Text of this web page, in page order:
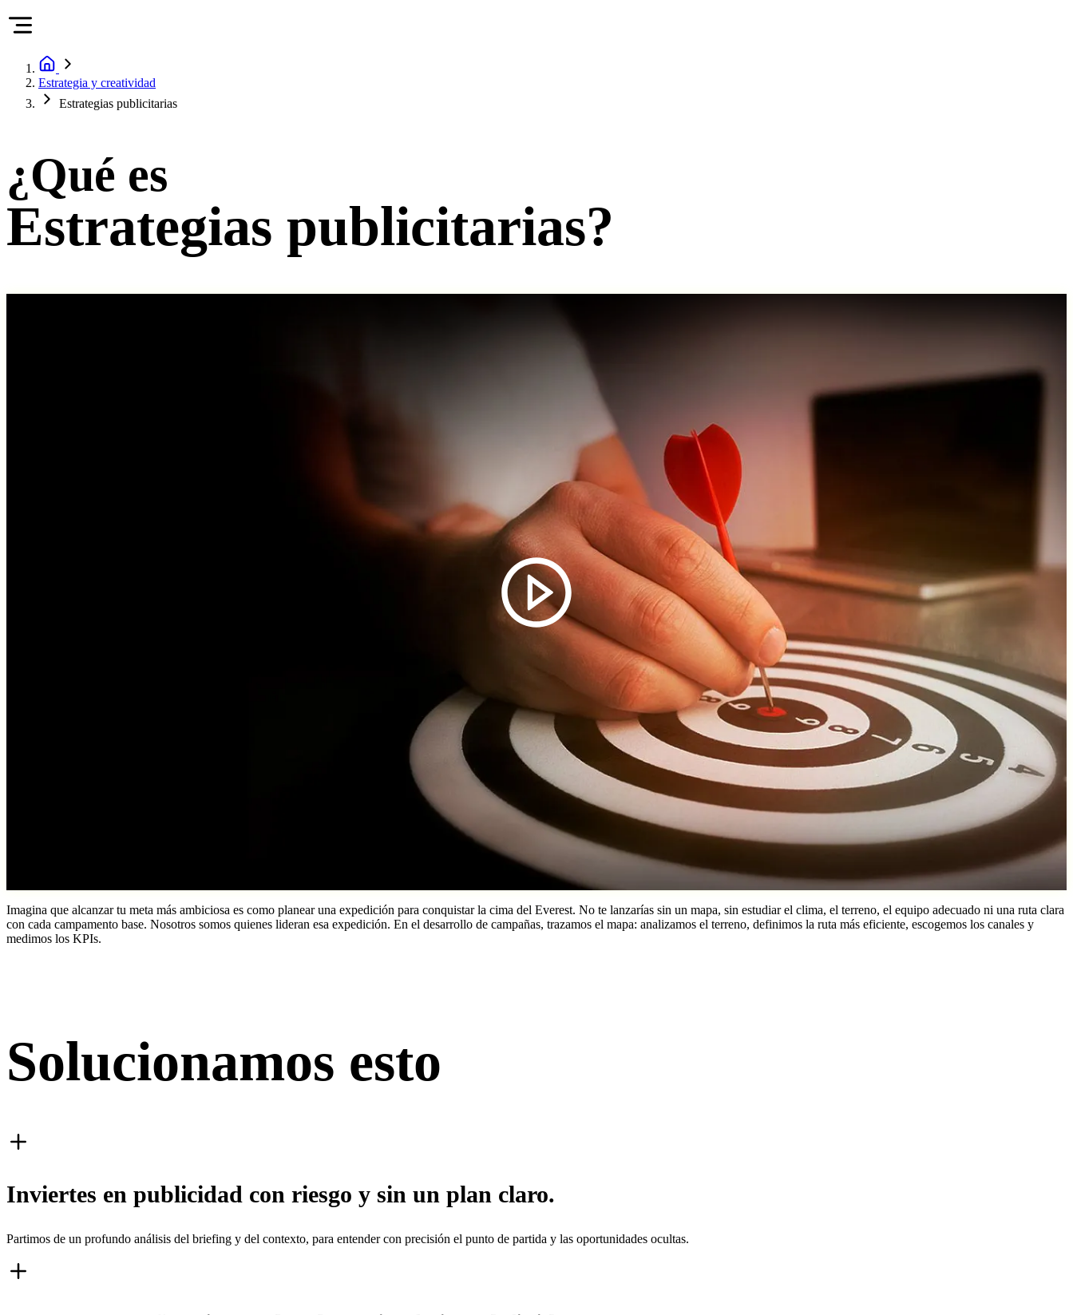
Estrategia y creatividad
Estrategias publicitarias
¿Qué es
Estrategias publicitarias?
Imagina que alcanzar tu meta más ambiciosa es como planear una expedición para conquistar la cima del Everest. No te lanzarías sin un mapa, sin estudiar el clima, el terreno, el equipo adecuado ni una ruta clara
con cada campamento base. Nosotros somos quienes lideran esa expedición. En el desarrollo de campañas, trazamos el mapa: analizamos el terreno, definimos la ruta más eficiente, escogemos los canales y
medimos los KPIs.
Solucionamos esto
Inviertes en publicidad con riesgo y sin un plan claro.
Partimos de un profundo análisis del briefing y del contexto, para entender con precisión el punto de partida y las oportunidades ocultas.